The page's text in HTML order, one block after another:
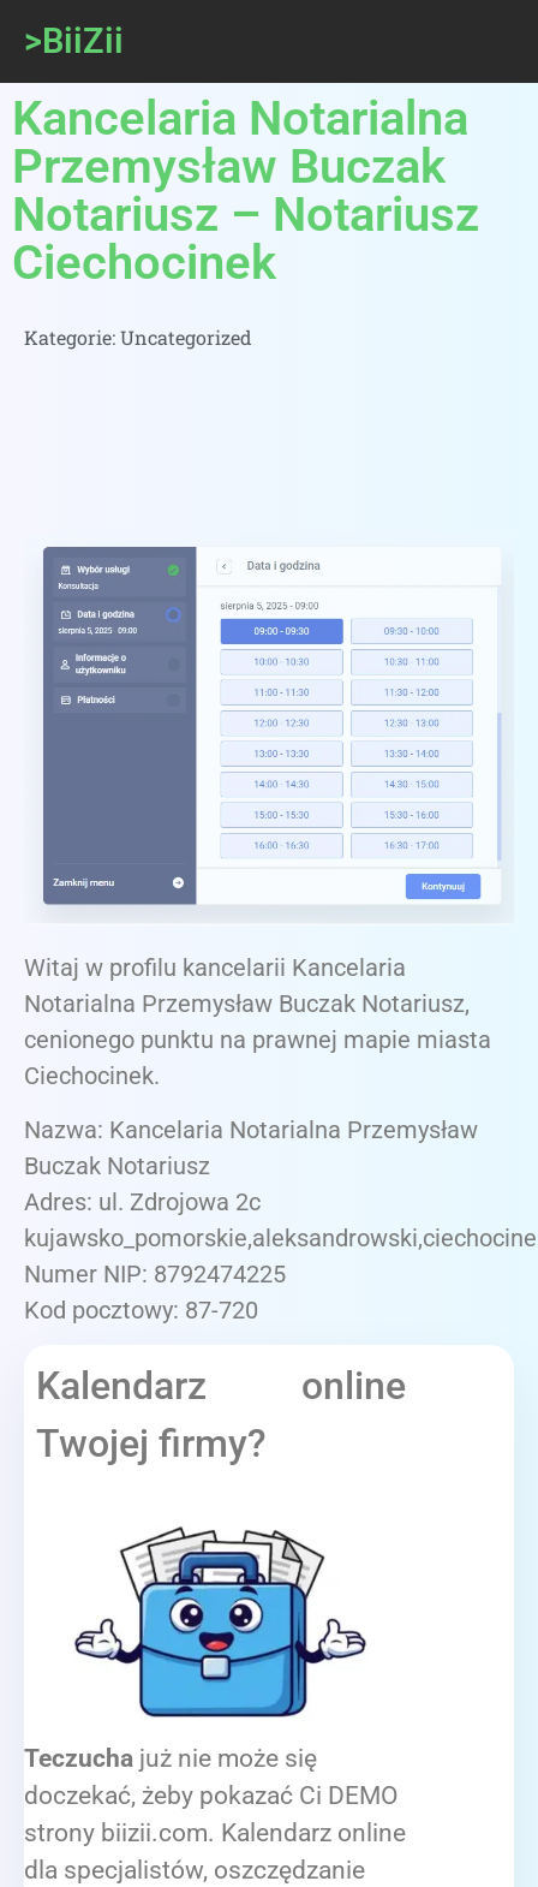
>BiiZii
Kancelaria Notarialna
Przemysław Buczak
Notariusz – Notariusz
Ciechocinek
Kategorie:Uncategorized
Witaj w profilu kancelarii Kancelaria
Notarialna Przemysław Buczak Notariusz,
cenionego punktu na prawnej mapie miasta
Ciechocinek.
Nazwa: Kancelaria Notarialna Przemysław
Buczak Notariusz
Adres: ul. Zdrojowa 2c
Numer NIP: 8792474225
Kod pocztowy: 87-720
Kalendarz online
Twojej firmy?
Teczucha już nie może się
doczekać, żeby pokazać Ci DEMO
strony biizii.com. Kalendarz online
dla specjalistów, oszczędzanie